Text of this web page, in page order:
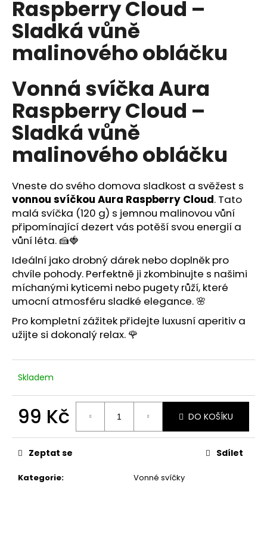
Raspberry Cloud –
Sladká vůně
malinového obláčku
Vonná svíčka Aura
Raspberry Cloud –
Sladká vůně
malinového obláčku
Vneste do svého domova sladkost a svěžest s
vonnou svíčkou Aura Raspberry Cloud. Tato
malá svíčka (120 g) s jemnou malinovou vůní
připomínající dezert vás potěší svou energií a
vůní léta. 🍰🍓
Ideální jako drobný dárek nebo doplněk pro
chvíle pohody. Perfektně ji zkombinujte s našimi
míchanými kyticemi nebo pugety růží, které
umocní atmosféru sladké elegance. 🌸
Pro kompletní zážitek přidejte luxusní aperitiv a
užijte si dokonalý relax. 🌹
Skladem
99 Kč DO KOŠÍKU
Kategorie: Vonné svíčky
Zeptat se Sdílet
a
j
í
t
?
HLEDAT
D
o
p
o
r
u
č
u
j
e
m
e